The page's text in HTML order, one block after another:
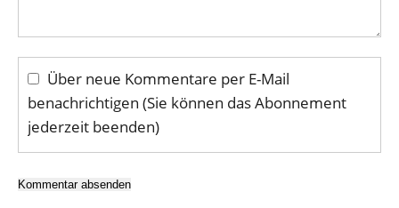
Über neue Kommentare per E-Mail
benachrichtigen (Sie können das Abonnement
jederzeit beenden)
Kommentar absenden